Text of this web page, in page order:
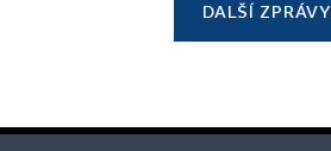
DALŠÍ ZPRÁVY